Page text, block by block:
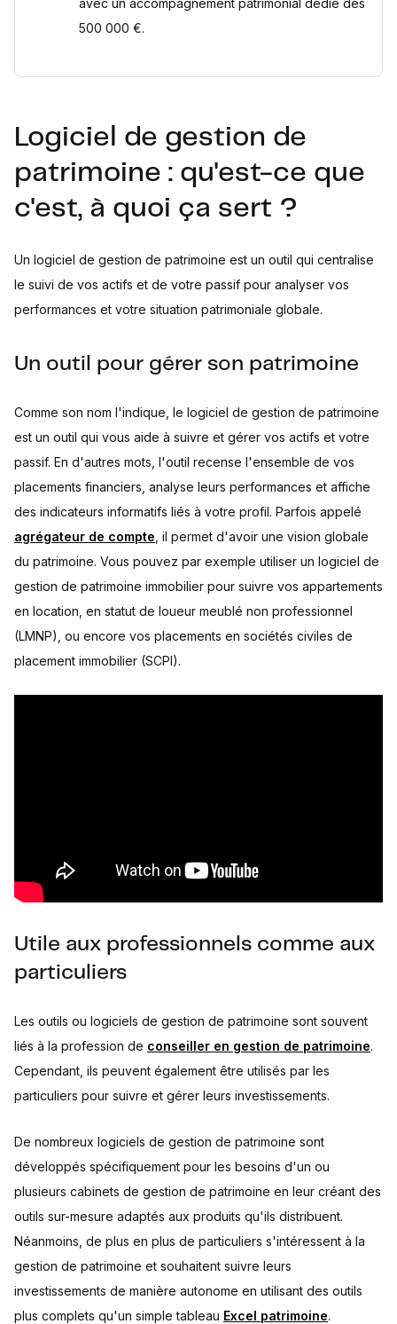
avec un accompagnement patrimonial dédié dès
500 000 €.
Logiciel de gestion de
patrimoine : qu'est-ce que
c'est, à quoi ça sert ?
Un logiciel de gestion de patrimoine est un outil qui centralise
le suivi de vos actifs et de votre passif pour analyser vos
performances et votre situation patrimoniale globale.
Un outil pour gérer son patrimoine
Comme son nom l'indique, le logiciel de gestion de patrimoine
est un outil qui vous aide à suivre et gérer vos actifs et votre
passif. En d'autres mots, l'outil recense l'ensemble de vos
placements financiers, analyse leurs performances et affiche
des indicateurs informatifs liés à votre profil. Parfois appelé
agrégateur de compte , il permet d'avoir une vision globale
du patrimoine. Vous pouvez par exemple utiliser un logiciel de
gestion de patrimoine immobilier pour suivre vos appartements
en location, en statut de loueur meublé non professionnel
(LMNP), ou encore vos placements en sociétés civiles de
placement immobilier (SCPI).
Utile aux professionnels comme aux
particuliers
Les outils ou logiciels de gestion de patrimoine sont souvent
liés à la profession de conseiller en gestion de patrimoine.
Cependant, ils peuvent également être utilisés par les
particuliers pour suivre et gérer leurs investissements.
De nombreux logiciels de gestion de patrimoine sont
développés spécifiquement pour les besoins d'un ou
plusieurs cabinets de gestion de patrimoine en leur créant des
outils sur-mesure adaptés aux produits qu'ils distribuent.
Néanmoins, de plus en plus de particuliers s'intéressent à la
gestion de patrimoine et souhaitent suivre leurs
investissements de manière autonome en utilisant des outils
plus complets qu'un simple tableau Excel patrimoine.